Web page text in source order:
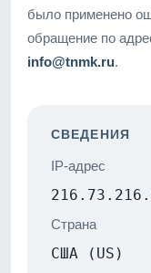
было применено
обращение по
info@tnmk.ru.
СВЕДЕНИЯ
IP-адрес
Страна
США (US)